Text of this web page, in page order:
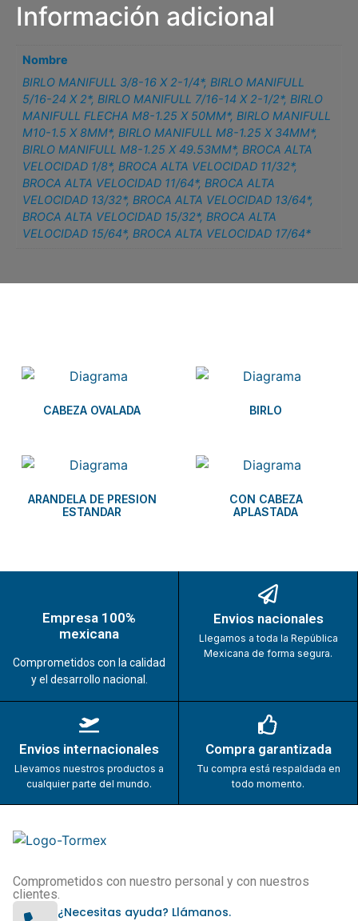
Información adicional
Nombre
BIRLO MANIFULL 3/8-16 X 2-1/4*,BIRLO MANIFULL
5/16-24 X 2*,BIRLO MANIFULL 7/16-14 X 2-1/2*,BIRLO
MANIFULL FLECHA M8-1.25 X 50MM*,BIRLO MANIFULL
M10-1.5 X 8MM*,BIRLO MANIFULL M8-1.25 X 34MM*,
BIRLO MANIFULL M8-1.25 X 49.53MM*,BROCA ALTA
VELOCIDAD 1/8*,BROCA ALTA VELOCIDAD 11/32*,
BROCA ALTA VELOCIDAD 11/64*,BROCA ALTA
VELOCIDAD 13/32*,BROCA ALTA VELOCIDAD 13/64*,
BROCA ALTA VELOCIDAD 15/32*,BROCA ALTA
VELOCIDAD 15/64*,BROCA ALTA VELOCIDAD 17/64*
CABEZA OVALADA BIRLO
ARANDELA DE PRESION
ESTANDAR
CON CABEZA
APLASTADA
Empresa 100%
mexicana
Comprometidos con la calidad
y el desarrollo nacional.
Envios nacionales
Llegamos a toda la República
Mexicana de forma segura.
Envios internacionales
Llevamos nuestros productos a
cualquier parte del mundo.
Compra garantizada
Tu compra está respaldada en
todo momento.
Comprometidos con nuestro personal y con nuestros
clientes.
¿Necesitas ayuda? Llámanos.